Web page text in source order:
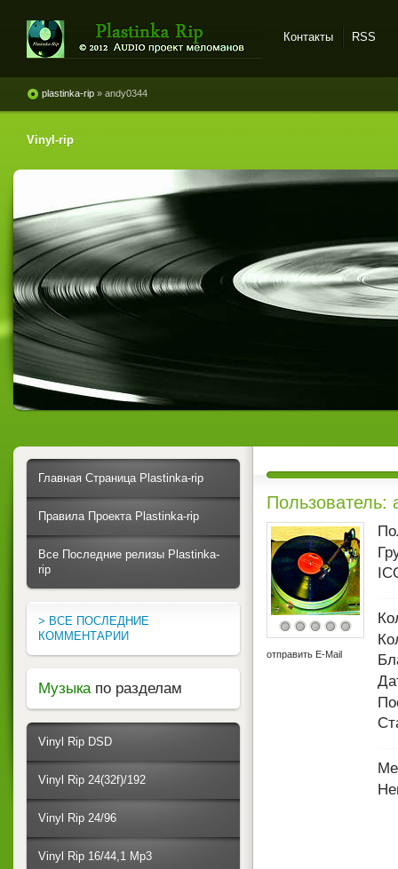
винила и магнитоальбомов
Контакты RSS
plastinka-rip » andy0344
Vinyl-rip
Пользователь:
отправить E-Mail
Главная Страница Plastinka-rip
Правила Проекта Plastinka-rip
Все Последние релизы Plastinka-
rip
> ВСЕ ПОСЛЕДНИЕ
КОММЕНТАРИИ
Музыка по разделам
Vinyl Rip DSD
Vinyl Rip 24(32f)/192
Vinyl Rip 24/96
Vinyl Rip 16/44,1 Mp3